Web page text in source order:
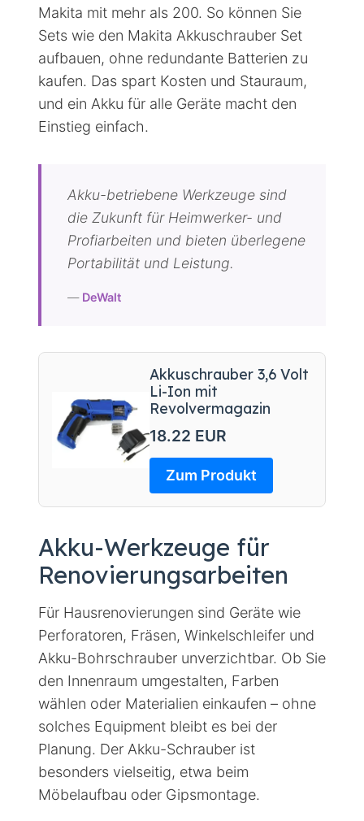
Makita mit mehr als 200. So können Sie
Sets wie den Makita Akkuschrauber Set
aufbauen, ohne redundante Batterien zu
kaufen. Das spart Kosten und Stauraum,
und ein Akku für alle Geräte macht den
Einstieg einfach.
Akku-betriebene Werkzeuge sind
die Zukunft für Heimwerker- und
Profiarbeiten und bieten überlegene
Portabilität und Leistung.
— DeWalt
Akkuschrauber 3,6 Volt
Li-Ion mit
Revolvermagazin
18.22 EUR
Zum Produkt
Akku-Werkzeuge für
Renovierungsarbeiten
Für Hausrenovierungen sind Geräte wie
Perforatoren, Fräsen, Winkelschleifer und
Akku-Bohrschrauber unverzichtbar. Ob Sie
den Innenraum umgestalten, Farben
wählen oder Materialien einkaufen – ohne
solches Equipment bleibt es bei der
Planung. Der Akku-Schrauber ist
besonders vielseitig, etwa beim
Möbelaufbau oder Gipsmontage.